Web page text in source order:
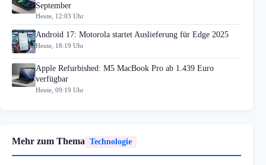
September
Heute, 12:03 Uhr
Android 17: Motorola startet Auslieferung für Edge 2025
Heute, 18:19 Uhr
Apple Refurbished: M5 MacBook Pro ab 1.439 Euro
verfügbar
Heute, 09:19 Uhr
Mehr zum Thema Technologie